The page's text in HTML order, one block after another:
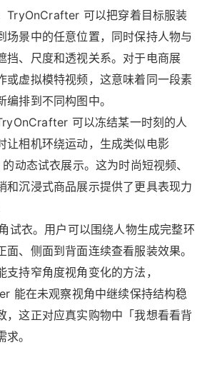
TryOnCrafter 可以把穿着目标服装
场景中的任意位置，同时保持人物与
挡、尺度和透视关系。对于电商展
或虚拟模特视频，这意味着同一段素
编排到不同构图中。
可以冻结某一时刻的人
让相机环绕运动，生成类似电影
动态试衣展示。这为时尚短视频、
和沉浸式商品展示提供了更具表现力
试衣。用户可以围绕人物生成完整环
面、侧面到背面连续查看服装效果。
支持窄角度视角变化的方法，
能在未观察视角中继续保持结构稳
，这正对应真实购物中「我想看看背
。